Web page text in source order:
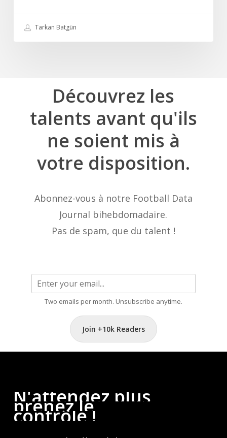
Tarkan Batgün
Découvrez les
talents avant qu'ils
ne soient mis à
votre disposition.
Abonnez-vous à notre Football Data
Journal bihebdomadaire.
Pas de spam, que du talent !
Two emails per month. Unsubscribe anytime.
Join +10k Readers
N'attendez plus,
prenez le
contrôle!